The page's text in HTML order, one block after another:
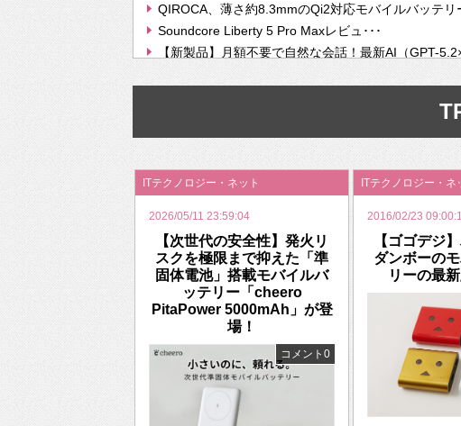
QIROCA、薄さ約8.3mmのQi2対応モバイルバッテリ
Soundcore Liberty 5 Pro Maxレビュ･･･
【新製品】月額不要で自然な会話！最新AI（GPT-
【次世代の没入感と生産性】VITURE Luma Ultra･･･
挫折率8割の壁をAIで突破。ジャストシステム、”自分
2026年のバレンタインは「自分で作って、想いを渡
ITテクノロジー・ネット
2026/05/11 23:59:04
【次世代の安全性】発火リ
スクを極限まで抑えた「準
固体電池」搭載モバイルバ
ッテリー「cheero
PitaPower 5000mAh」が登
場！
コメント0
ITテクノロジー・ネ
2016/02/23
【ゴゴデジ
ダンボーの
リーの最